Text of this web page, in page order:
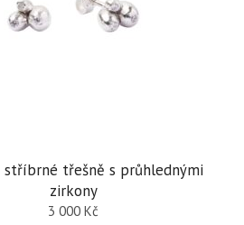
stříbrné třešně s průhlednými
zirkony
3 000Kč